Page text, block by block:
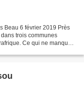
Beau 6 février 2019 Près
trois communes
Ce qui ne manque